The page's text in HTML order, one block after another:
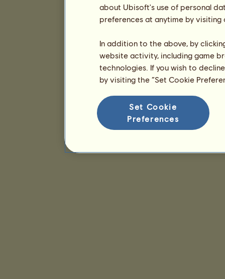
about Ubisoft's use of personal
preferences at anytime by
In addition to the above, by
website activity, including game
technologies. If you wish to
by visiting the “Set Cookie
Set Cookie
Preferences